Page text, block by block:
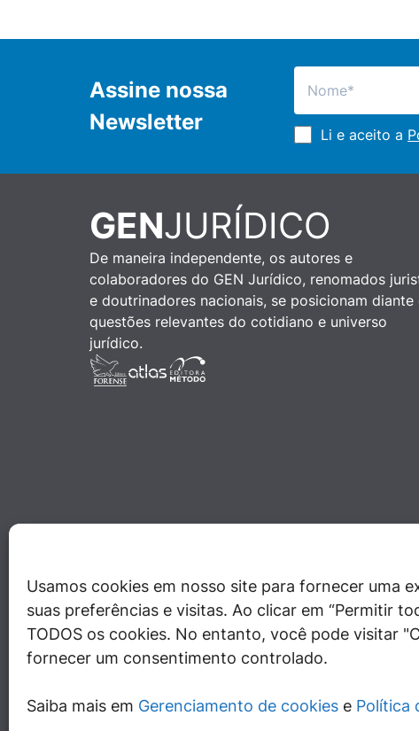
Usamos cookies em nosso site para fornecer uma
suas preferências e visitas. Ao clicar em “Permitir
TODOS os cookies. No entanto, você pode visitar
fornecer um consentimento controlado.
Saiba mais em Gerenciamento de cookies e Política
Assine nossa
Newsletter
Li e aceito a
GENJURÍDICO
De maneira independente, os autores e
colaboradores do GEN Jurídico, renomados
e doutrinadores nacionais, se posicionam diante
questões relevantes do cotidiano e universo
jurídico.